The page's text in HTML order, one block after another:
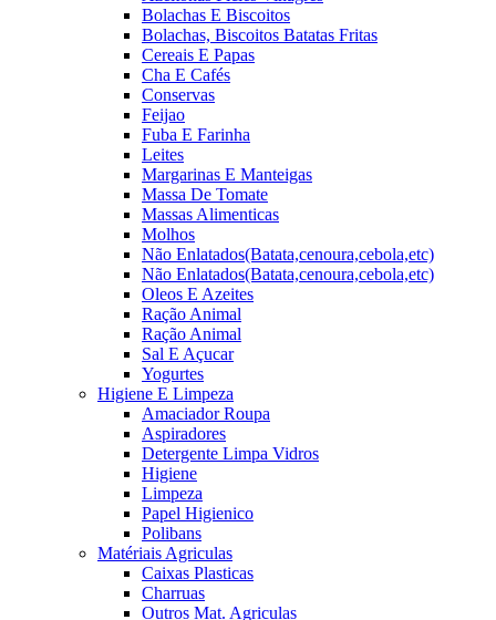
Bolachas E Biscoitos
Bolachas, Biscoitos Batatas Fritas
Cereais E Papas
Cha E Cafés
Conservas
Feijao
Fuba E Farinha
Leites
Margarinas E Manteigas
Massa De Tomate
Massas Alimenticas
Molhos
Não Enlatados(Batata,cenoura,cebola,etc)
Não Enlatados(Batata,cenoura,cebola,etc)
Oleos E Azeites
Ração Animal
Ração Animal
Sal E Açucar
Yogurtes
Higiene E Limpeza
Amaciador Roupa
Aspiradores
Detergente Limpa Vidros
Higiene
Limpeza
Papel Higienico
Polibans
Matériais Agriculas
Caixas Plasticas
Charruas
Outros Mat. Agriculas